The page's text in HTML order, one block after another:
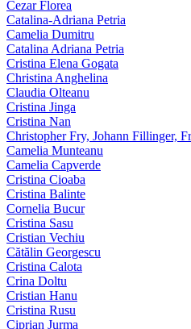
Cezar Florea
Catalina-Adriana Petria
Camelia Dumitru
Catalina Adriana Petria
Cristina Elena Gogata
Christina Anghelina
Claudia Olteanu
Cristina Jinga
Cristina Nan
Christopher Fry, Johann Fillinger,
Camelia Munteanu
Camelia Capverde
Cristina Cioaba
Cristina Balinte
Cornelia Bucur
Cristina Sasu
Cristian Vechiu
Cătălin Georgescu
Cristina Calota
Crina Doltu
Cristian Hanu
Cristina Rusu
Ciprian Jurma